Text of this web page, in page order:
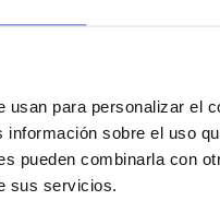
usan para personalizar el
sobre el uso
pueden combinarla con
sus servicios.